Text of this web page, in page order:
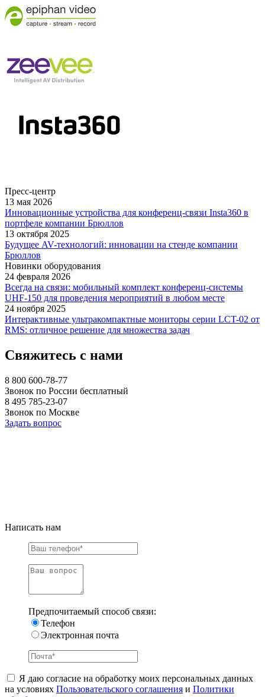
Пресс-центр
13 мая 2026
Инновационные устройства для конференц-связи Insta360 в
портфеле компании Брюллов
13 октября 2025
Будущее AV-технологий: инновации на стенде компании
Брюллов
Новинки оборудования
24 февраля 2026
Всегда на связи: мобильный комплект конференц-системы
UHF-150 для проведения мероприятий в любом месте
24 ноября 2025
Интерактивные ультракомпактные мониторы серии LCT-02 от
RMS: отличное решение для множества задач
Свяжитесь с нами
8 800 600-78-77
Звонок по России бесплатный
8 495 785-23-07
Звонок по Москве
Задать вопрос
Написать нам
Предпочитаемый способ связи:
Телефон
Электронная почта
Я даю согласие на обработку моих персональных данных
на условиях Пользовательского соглашения и Политики